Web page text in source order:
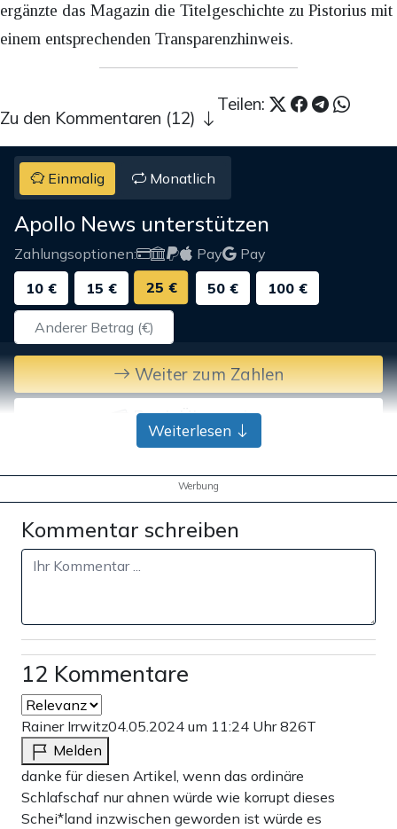
ergänzte das Magazin die Titelgeschichte zu Pistorius mit
einem entsprechenden Transparenzhinweis.
Teilen:
Zu den Kommentaren (12)
Einmalig Monatlich
Apollo News unterstützen
Zahlungsoptionen: Pay
Pay
10 €
15 € 25 € 50 € 100 €
Weiter zum Zahlen
Bank-Überweisung
Weiterlesen
Werbung
Kommentar schreiben
12 Kommentare
Rainer Irrwitz04.05.2024 um 11:24 Uhr826T
Melden
danke für diesen Artikel, wenn das ordinäre
Schlafschaf nur ahnen würde wie korrupt dieses
Schei*land inzwischen geworden ist würde es